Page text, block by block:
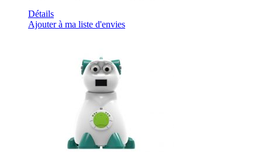
Détails
Ajouter à ma liste d'envies